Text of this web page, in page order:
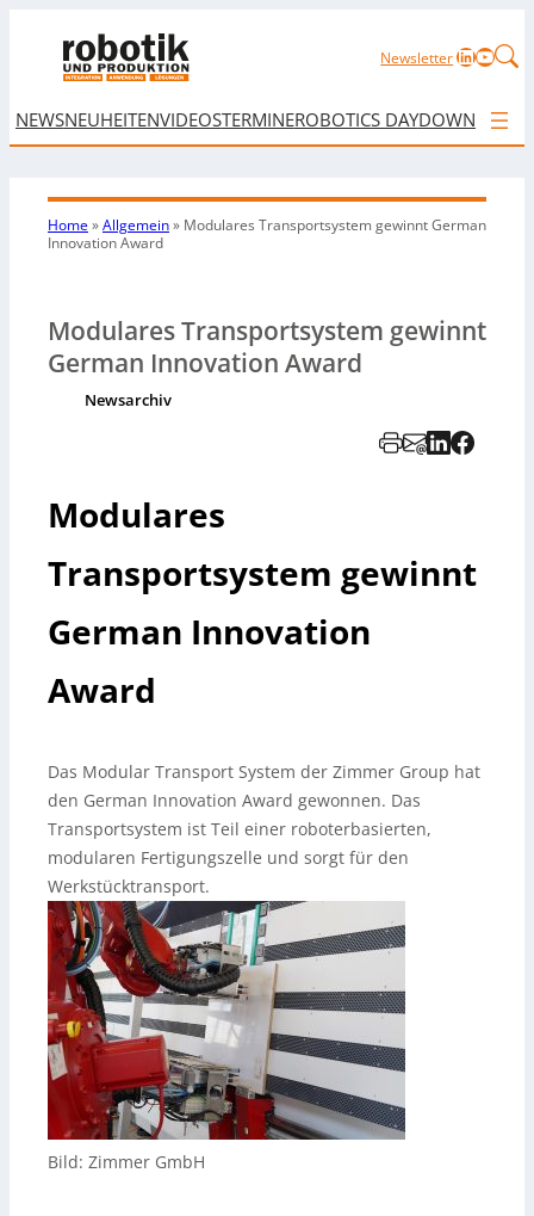
NewsletterLinkedIn
NEWSNEUHEITENVIDEOSTERMINEROBOTICS DAYDOWNLOAD
Home»Allgemein» Modulares Transportsystem gewinnt German
Innovation Award
Modulares Transportsystem gewinnt
German Innovation Award
Newsarchiv
Modulares
Transportsystem gewinnt
German Innovation
Award
Das Modular Transport System der Zimmer Group hat
den German Innovation Award gewonnen. Das
Transportsystem ist Teil einer roboterbasierten,
modularen Fertigungszelle und sorgt für den
Werkstücktransport.
Bild: Zimmer GmbH